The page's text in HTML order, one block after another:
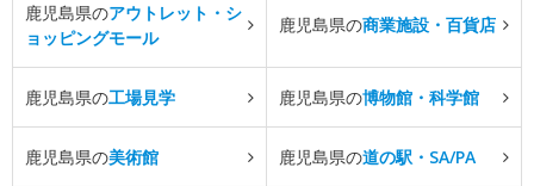
鹿児島県のアウトレット・シ
ョッピングモール
鹿児島県の商業施設・百貨店
鹿児島県の工場見学 鹿児島県の博物館・科学館
鹿児島県の美術館 鹿児島県の道の駅・SA/PA